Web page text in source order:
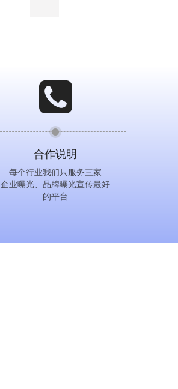
合作说明
每个行业我们只服务三家
企业曝光、品牌曝光宣传最好
的平台